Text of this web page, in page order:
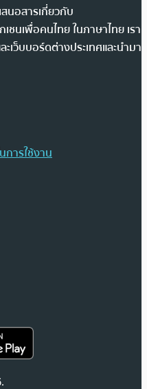
นอสารเกี่ยวกับ
ชนเพื่อคนไทย ในภาษาไทย เรา
เว็บบอร์ดต่างประเทศและนำมา
การใช้งาน